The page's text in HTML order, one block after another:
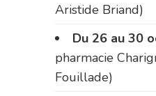
Aristide Briand)
Du 26 au 30
pharmacie
Fouillade)